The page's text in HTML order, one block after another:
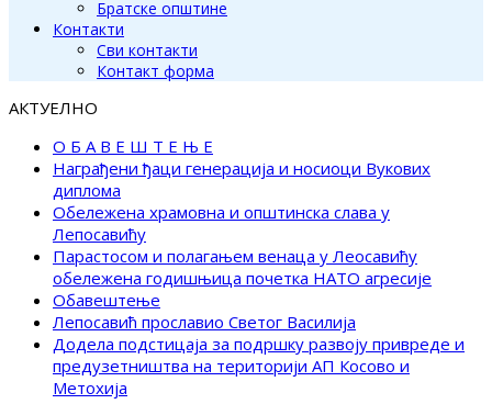
Братске општине
Контакти
Сви контакти
Контакт форма
АКТУЕЛНО
О Б А В Е Ш Т Е Њ Е
Награђени ђаци генерација и носиоци Вукових
диплома
Обележена храмовна и општинска слава у
Лепосавићу
Парастосом и полагањем венаца у Леосавићу
обележена годишњица почетка НАТО агресије
Обавештење
Лепосавић прославио Светог Василија
Додела подстицаја за подршку развоју привреде и
предузетништва на територији АП Косово и
Метохија